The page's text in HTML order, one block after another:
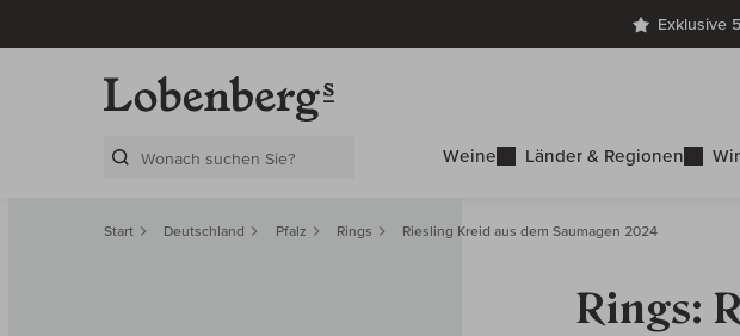
Exklusive
Weine Länder & Regionen
Start Deutschland Pfalz Rings Riesling Kreid aus dem Saumagen 2024
Rings: